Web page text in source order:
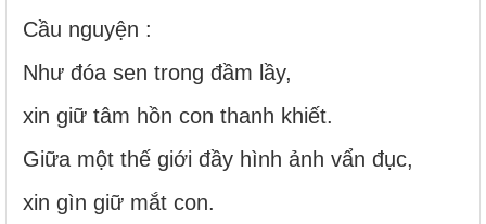
Cầu nguyện :
Như đóa sen trong đầm lầy,
xin giữ tâm hồn con thanh khiết.
Giữa một thế giới đầy hình ảnh vẩn đục,
xin gìn giữ mắt con.